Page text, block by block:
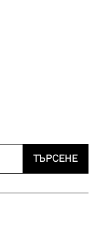
ТЪРСЕНЕ